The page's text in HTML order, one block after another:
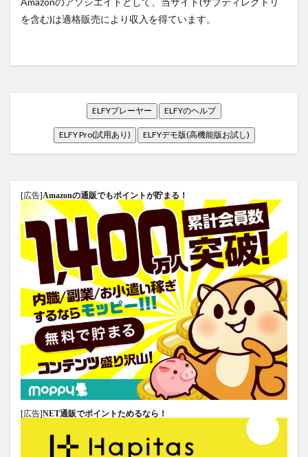
を含む)は適格販売により収入を得ています。
ELFYプレーヤー ELFYのヘルプ
ELFY Pro(試用あり) ELFYデモ版(高機能版お試し)
[広告]Amazonの通販でもポイントが貯まる！
[広告]NET通販でポイントためるなら！